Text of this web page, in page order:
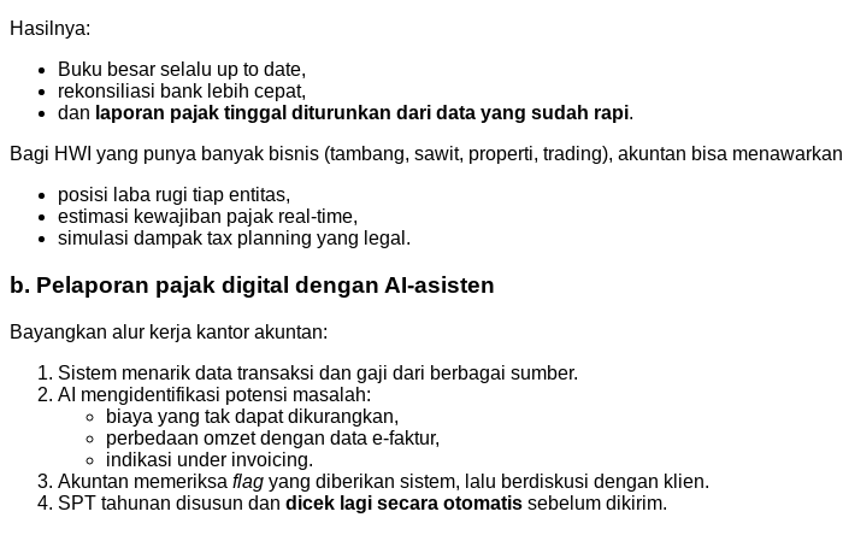
Hasilnya:
Buku besar selalu up to date,
rekonsiliasi bank lebih cepat,
dan laporan pajak tinggal diturunkan dari data yang sudah rapi.
Bagi HWI yang punya banyak bisnis (tambang, sawit, properti, trading), akuntan bisa menawarkan
posisi laba rugi tiap entitas,
estimasi kewajiban pajak real-time,
simulasi dampak tax planning yang legal.
b. Pelaporan pajak digital dengan AI-asisten
Bayangkan alur kerja kantor akuntan:
Sistem menarik data transaksi dan gaji dari berbagai sumber.
AI mengidentifikasi potensi masalah:
biaya yang tak dapat dikurangkan,
perbedaan omzet dengan data e-faktur,
indikasi under invoicing.
Akuntan memeriksa flag yang diberikan sistem, lalu berdiskusi dengan klien.
SPT tahunan disusun dan dicek lagi secara otomatis sebelum dikirim.